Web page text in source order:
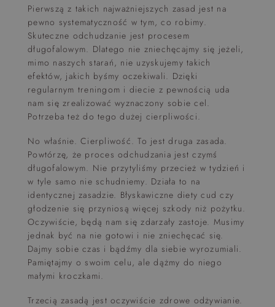
Pierwszą z takich najważniejszych zasad jest na
pewno systematyczność w tym, co robimy.
Skuteczne odchudzanie jest procesem
długofalowym. Dlatego nie zniechęcajmy się jeżeli,
mimo naszych starań, nie uzyskujemy takich
efektów, jakich byśmy oczekiwali. Dzięki
regularnym treningom i diecie z pewnością uda
nam się zrealizować wyznaczony sobie cel.
Potrzeba też do tego dużej cierpliwości.
No właśnie. Cierpliwość. To jest druga zasada.
Powtórzę, że proces odchudzania jest czymś
długofalowym. Nie przytyliśmy przecież w tydzień i
w tyle samo nie schudniemy. Działa to na
identycznej zasadzie. Błyskawiczne diety cud czy
głodzenie się przyniosą więcej szkody niż pożytku.
Oczywiście, będą nam się zdarzały zastoje. Musimy
jednak być na nie gotowi i nie zniechęcać się.
Dajmy sobie czas i bądźmy dla siebie wyrozumiali.
Pamiętajmy o swoim celu, ale dążmy do niego
małymi kroczkami.
Trzecią zasadą jest oczywiście zdrowe odżywianie.